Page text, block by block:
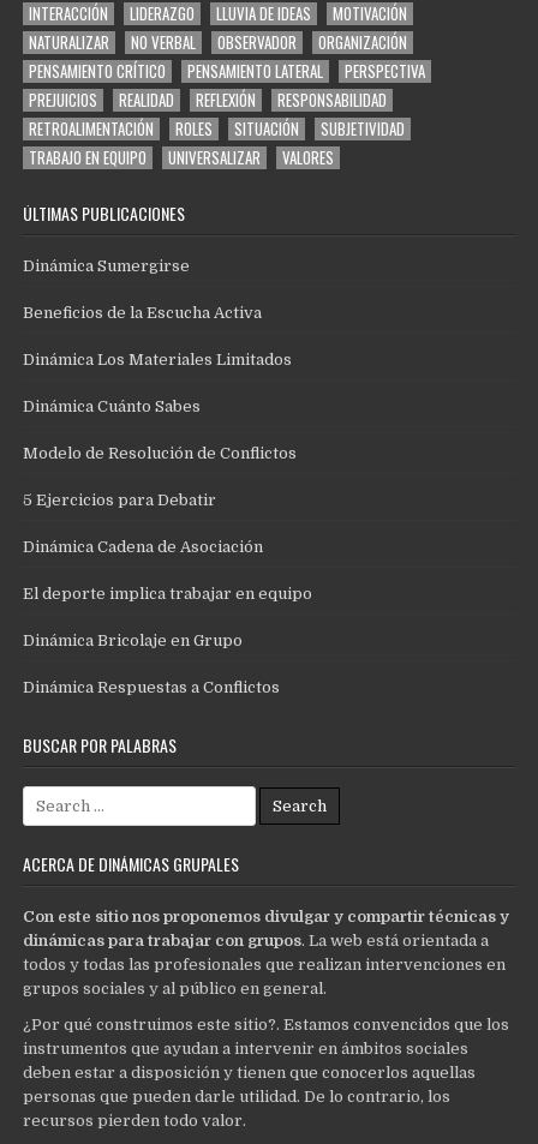
INTERACCIÓN
LIDERAZGO LLUVIA DE IDEAS
MOTIVACIÓN
NATURALIZAR
NO VERBAL OBSERVADOR
ORGANIZACIÓN
PENSAMIENTO CRÍTICO
PENSAMIENTO LATERAL
PERSPECTIVA
PREJUICIOS
REALIDAD REFLEXIÓN
RESPONSABILIDAD
RETROALIMENTACIÓN
ROLES SITUACIÓN
SUBJETIVIDAD
TRABAJO EN EQUIPO
UNIVERSALIZAR VALORES
ÚLTIMAS PUBLICACIONES
Dinámica Sumergirse
Beneficios de la Escucha Activa
Dinámica Los Materiales Limitados
Dinámica Cuánto Sabes
Modelo de Resolución de Conflictos
5 Ejercicios para Debatir
Dinámica Cadena de Asociación
El deporte implica trabajar en equipo
Dinámica Bricolaje en Grupo
Dinámica Respuestas a Conflictos
BUSCAR POR PALABRAS
Search
for:
ACERCA DE DINÁMICAS GRUPALES
Con este sitio nos proponemos divulgar y compartir técnicas y
dinámicas para trabajar con grupos. La web está orientada a
todos y todas las profesionales que realizan intervenciones en
grupos sociales y al público en general.
¿Por qué construimos este sitio?. Estamos convencidos que los
instrumentos que ayudan a intervenir en ámbitos sociales
deben estar a disposición y tienen que conocerlos aquellas
personas que pueden darle utilidad. De lo contrario, los
recursos pierden todo valor.